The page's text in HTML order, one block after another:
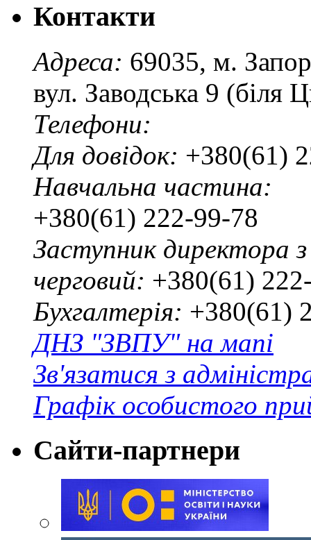
Контакти
Адреса: 69035, м.
вул. Заводська 9 (біля
Телефони:
Для довідок: +380(61)
Навчальна частина:
+380(61) 222-99-78
Заступник директора
черговий: +380(61)
Бухгалтерія: +380(61)
ДНЗ "ЗВПУ" на мапі
Зв'язатися з
Графік особистого
Сайти-партнери